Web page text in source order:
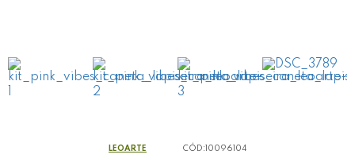
LEOARTE CÓD: 10096104